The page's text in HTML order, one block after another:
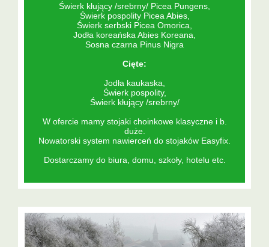
Świerk kłujący /srebrny/ Picea Pungens,
Świerk pospolity Picea Abies,
Świerk serbski Picea Omorica,
Jodła koreańska Abies Koreana,
Sosna czarna Pinus Nigra
Cięte:
Jodła kaukaska,
Świerk pospolity,
Świerk kłujący /srebrny/
W ofercie mamy stojaki choinkowe klasyczne i b.
duże.
Nowatorski system nawierceń do stojaków Easyfix.
Dostarczamy do biura, domu, szkoły, hotelu etc.